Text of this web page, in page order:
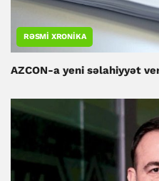
RƏSMI XRONIKA
AZCON-a yeni səlahiyyət